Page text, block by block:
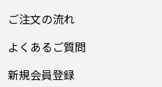
ご注文の流れ
よくあるご質問
新規会員登録